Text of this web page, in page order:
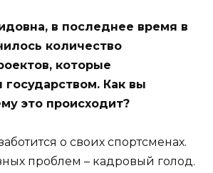
в последнее время в
количество
которые
Как вы
это происходит?
о своих спортсменах.
проблем – кадровый голод.